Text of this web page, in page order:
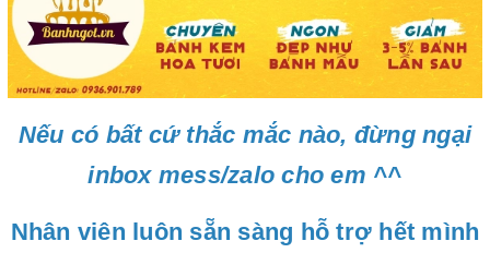
Nếu có bất cứ thắc mắc nào, đừng ngại
inbox mess/zalo cho em ^^
Nhân viên luôn sẵn sàng hỗ trợ hết mình